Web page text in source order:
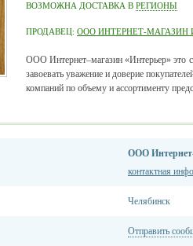
ВОЗМОЖНА ДОСТАВКА В РЕГИОНЫ
ПРОДАВЕЦ: ООО ИНТЕРНЕТ-МАГАЗИН
ООО Интернет–магазин «Интерьер» это
завоевать уважение и доверие
компаний по объему и ассортименту
ООО
контактная
Челябинск
Отправить